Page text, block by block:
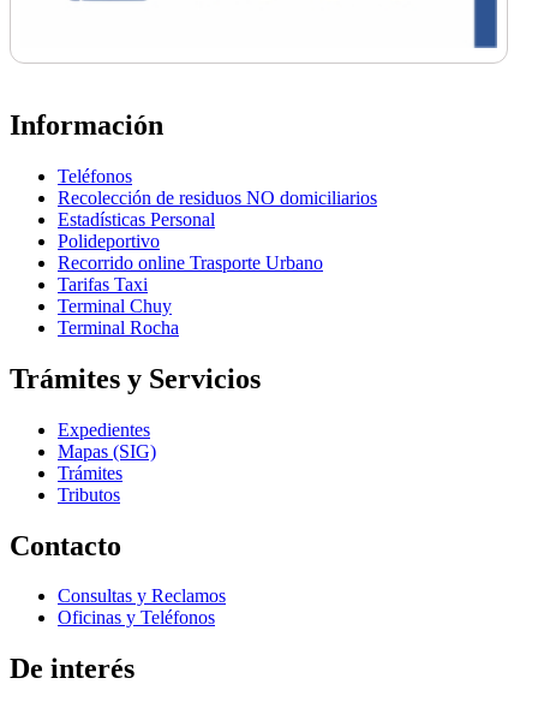
Información
Teléfonos
Recolección de residuos NO domiciliarios
Estadísticas Personal
Polideportivo
Recorrido online Trasporte Urbano
Tarifas Taxi
Terminal Chuy
Terminal Rocha
Trámites y Servicios
Expedientes
Mapas (SIG)
Trámites
Tributos
Contacto
Consultas y Reclamos
Oficinas y Teléfonos
De interés